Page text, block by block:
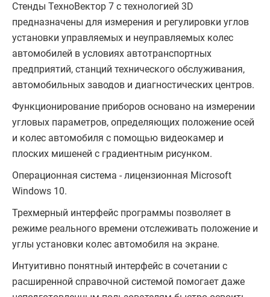
Стенды ТехноВектор 7 с технологией 3D
предназначены для измерения и регулировки углов
установки управляемых и неуправляемых колес
автомобилей в условиях автотранспортных
предприятий, станций технического обслуживания,
автомобильных заводов и диагностических центров.
Функционирование приборов основано на измерении
угловых параметров, определяющих положение осей
и колес автомобиля с помощью видеокамер и
плоских мишеней с градиентным рисунком.
Операционная система - лицензионная Microsoft
Windows 10.
Трехмерный интерфейс программы позволяет в
режиме реального времени отслеживать положение и
углы установки колес автомобиля на экране.
Интуитивно понятный интерфейс в сочетании с
расширенной справочной системой помогает даже